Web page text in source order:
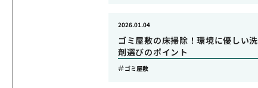
ゴミ屋敷の床掃除！環境に優しい洗
剤選びのポイント
2026.01.04
ゴミ屋敷